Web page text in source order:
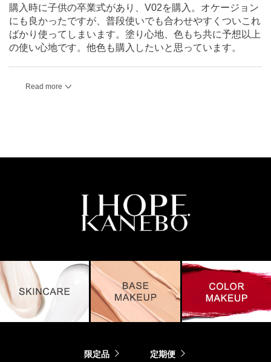
購入時に子供の卒業式があり、V02を購入。オケージョン
にも良かったですが、普段使いでも合わせやすくついこれ
ばかり使ってしまいます。塗り心地、色もち共に予想以上
の使い心地です。他色も購入したいと思っています。
Read more
限定品 定期便